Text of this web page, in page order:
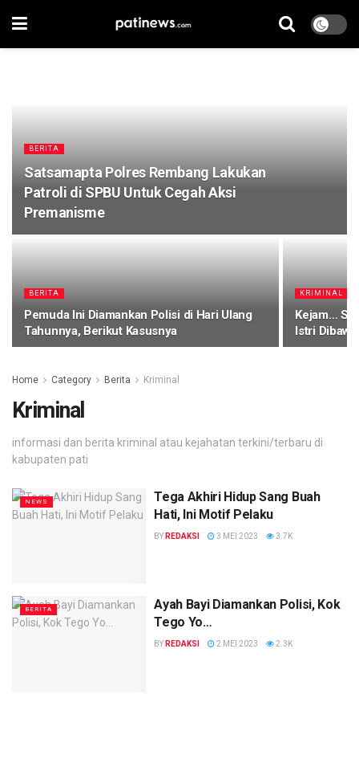
BERITA
Satsamapta Polres Rembang Lakukan
Patroli di SPBU Untuk Cegah Aksi
Premanisme
BERITA
Pemuda Ini Diamankan Polisi di Hari Ulang
Tahunnya, Berikut Kasusnya
KRIMINAL
Kejam…
Istri
Home Category Berita Kriminal
Kriminal
informasi dan berita kriminal atau kejahatan terkini/terbaru di
kabupaten pati
NEWS
Tega Akhiri Hidup Sang Buah
Hati, Ini Motif Pelaku
BY REDAKSI 3 MEI 2023 3.7K
BERITA
Ayah Bayi Diamankan Polisi, Kok
Tego Yo…
BY REDAKSI 2 MEI 2023 2.3K